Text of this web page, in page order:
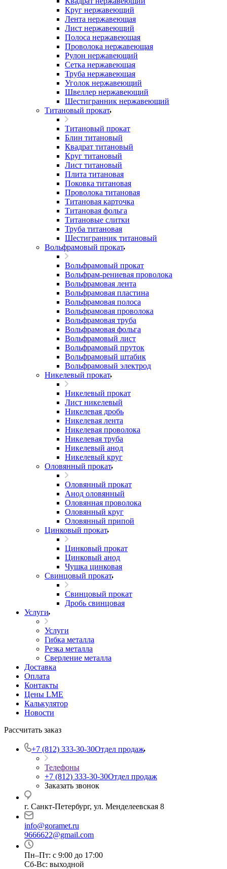
Круг нержавеющий
Лента нержавеющая
Лист нержавеющий
Полоса нержавеющая
Проволока нержавеющая
Рулон нержавеющий
Сетка нержавеющая
Труба нержавеющая
Уголок нержавеющий
Швеллер нержавеющий
Шестигранник нержавеющий
Титановый прокат
Титановый прокат
Блин титановый
Квадрат титановый
Круг титановый
Лист титановый
Плита титановая
Поковка титановая
Проволока титановая
Титановая карточка
Титановая фольга
Титановые слитки
Труба титановая
Шестигранник титановый
Вольфрамовый прокат
Вольфрамовый прокат
Вольфрам-рениевая проволока
Вольфрамовая лента
Вольфрамовая пластина
Вольфрамовая полоса
Вольфрамовая проволока
Вольфрамовая труба
Вольфрамовая фольга
Вольфрамовый лист
Вольфрамовый пруток
Вольфрамовый штабик
Вольфрамовый электрод
Никелевый прокат
Никелевый прокат
Лист никелевый
Никелевая дробь
Никелевая лента
Никелевая проволока
Никелевая труба
Никелевый анод
Никелевый круг
Оловянный прокат
Оловянный прокат
Анод оловянный
Оловянная проволока
Оловянный круг
Оловянный припой
Цинковый прокат
Цинковый прокат
Цинковый анод
Чушка цинковая
Свинцовый прокат
Свинцовый прокат
Дробь свинцовая
Услуги
Услуги
Гибка металла
Резка металла
Сверление металла
Доставка
Оплата
Контакты
Цены LME
Калькулятор
Новости
Рассчитать заказ
+7 (812) 333-30-30Отдел продаж
Телефоны
+7 (812) 333-30-30Отдел продаж
Заказать звонок
г. Санкт-Петербург, ул. Менделеевская 8
info@goramet.ru
9666622@gmail.com
Пн–Пт: с 9:00 до 17:00
Сб-Вс: выходной